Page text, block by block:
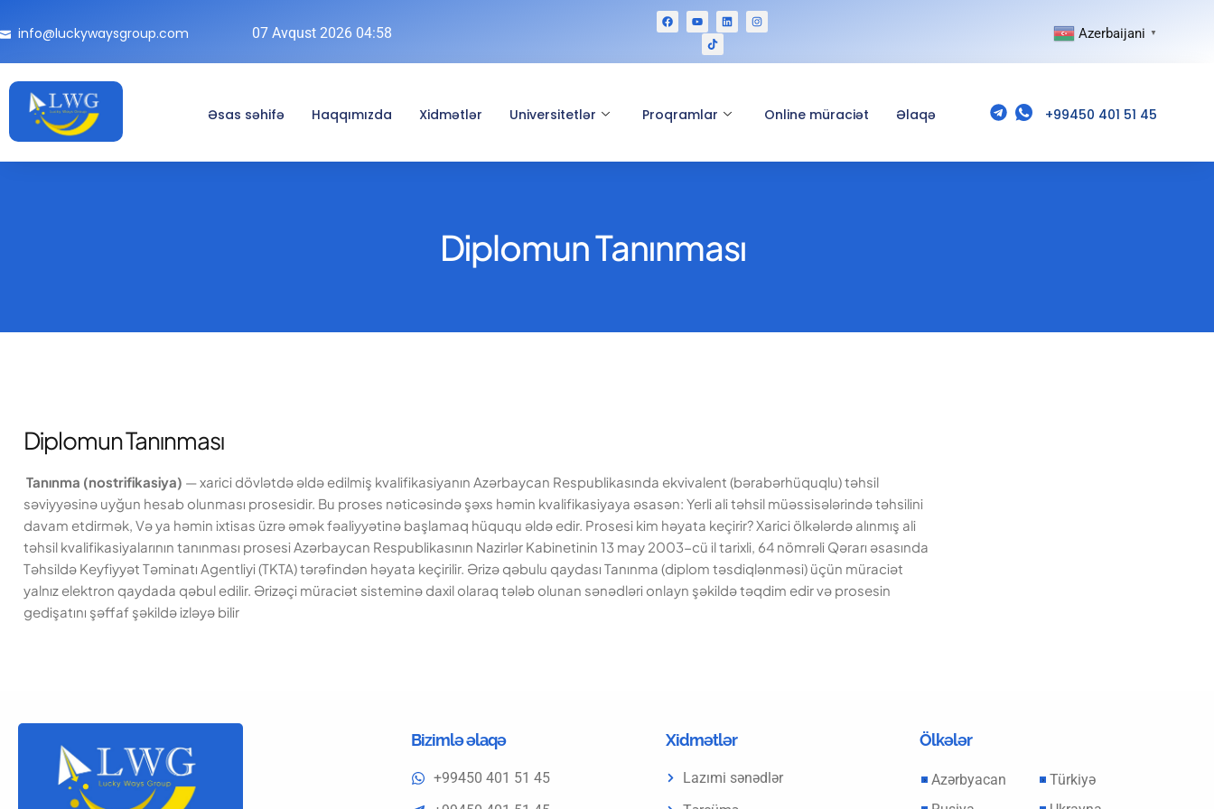
info@luckywaysgroup.com 07 Avqust 2026 04:58 Azerbaijani ▼
Əsas səhifə Haqqımızda Xidmətlər Universitetlər Proqramlar Online müraciət Əlaqə +99450 401 51 45
Diplomun Tanınması
Diplomun Tanınması
Tanınma (nostrifikasiya) — xarici dövlətdə əldə edilmiş kvalifikasiyanın Azərbaycan Respublikasında ekvivalent (bərabərhüquqlu) təhsil
səviyyəsinə uyğun hesab olunması prosesidir. Bu proses nəticəsində şəxs həmin kvalifikasiyaya əsasən: Yerli ali təhsil müəssisələrində təhsilini
davam etdirmək, Və ya həmin ixtisas üzrə əmək fəaliyyətinə başlamaq hüququ əldə edir. Prosesi kim həyata keçirir? Xarici ölkələrdə alınmış ali
təhsil kvalifikasiyalarının tanınması prosesi Azərbaycan Respublikasının Nazirlər Kabinetinin 13 may 2003-cü il tarixli, 64 nömrəli Qərarı əsasında
Təhsildə Keyfiyyət Təminatı Agentliyi (TKTA) tərəfindən həyata keçirilir. Ərizə qəbulu qaydası Tanınma (diplom təsdiqlənməsi) üçün müraciət
yalnız elektron qaydada qəbul edilir. Ərizəçi müraciət sisteminə daxil olaraq tələb olunan sənədləri onlayn şəkildə təqdim edir və prosesin
gedişatını şəffaf şəkildə izləyə bilir
Bizimlə əlaqə
+99450 401 51 45
Xidmətlər
Lazımi sənədlər
Ölkələr
Azərbyacan
Türkiyə